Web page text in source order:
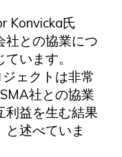
Konvicka氏
社との協業につ
います。
ェクトは非常
社との協業
利益を生む結果
述べていま